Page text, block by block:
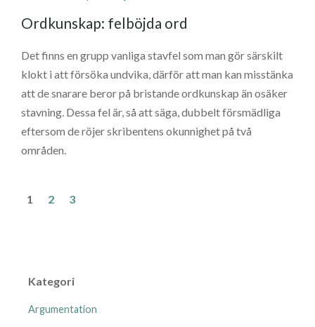
Ordkunskap: felböjda ord
Det finns en grupp vanliga stavfel som man gör särskilt
klokt i att försöka undvika, därför att man kan misstänka
att de snarare beror på bristande ordkunskap än osäker
stavning. Dessa fel är, så att säga, dubbelt försmädliga
eftersom de röjer skribentens okunnighet på två
områden.
1 2 3
Kategori
Argumentation